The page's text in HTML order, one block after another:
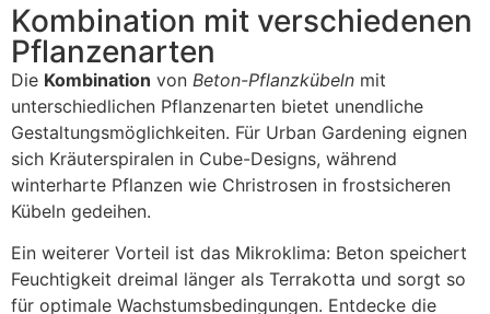
Kombination mit verschiedenen
Pflanzenarten
Die Kombination von Beton-Pflanzkübeln mit
unterschiedlichen Pflanzenarten bietet unendliche
Gestaltungsmöglichkeiten. Für Urban Gardening eignen
sich Kräuterspiralen in Cube-Designs, während
winterharte Pflanzen wie Christrosen in frostsicheren
Kübeln gedeihen.
Ein weiterer Vorteil ist das Mikroklima: Beton speichert
Feuchtigkeit dreimal länger als Terrakotta und sorgt so
für optimale Wachstumsbedingungen. Entdecke die